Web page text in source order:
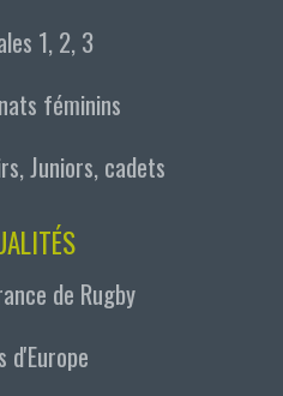
1, 2, 3
féminins
Juniors, cadets
de Rugby
d'Europe